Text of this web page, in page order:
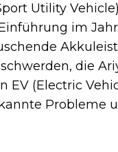
Utility
im
die
EV (Electric
Probleme